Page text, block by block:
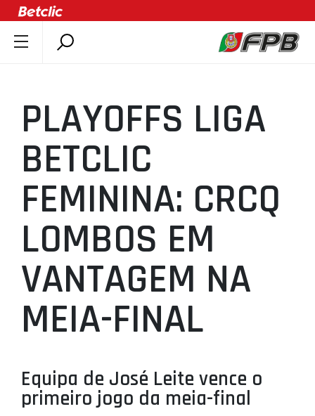
ÚLTIMAS
COMPETIÇÕES
ASSOCIAÇÕES
CLUBES
AGENTES
AGENDA
SELEÇÕES
MINIBASQUETE
ÁREA TÉCNICA
PROJETOS
LIGA BETCLIC FEMININA
PLAYOFFS LIGA
BETCLIC
FEMININA: CRCQ
LOMBOS EM
VANTAGEM NA
MEIA-FINAL
Equipa de José Leite vence o
primeiro jogo da meia-final